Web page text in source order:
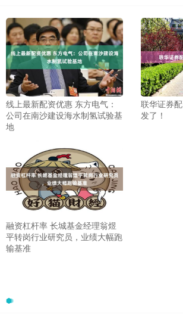
线上最新配资优惠 东方电气：
公司在南沙建设海水制氢试验基
地
联华证券
发了！
融资杠杆率 长城基金经理翁煜
平转岗行业研究员，业绩大幅跑
输基准